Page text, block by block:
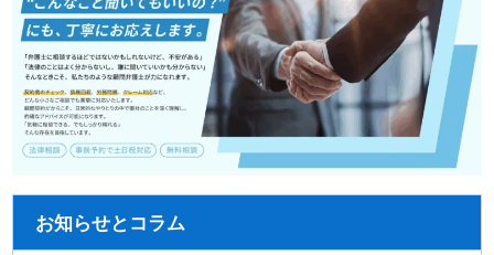
お知らせとコラム